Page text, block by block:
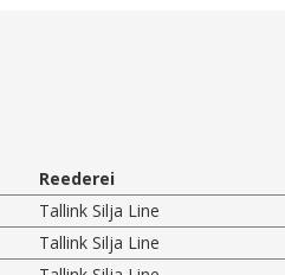
Reederei
Tallink Silja Line
Tallink Silja Line